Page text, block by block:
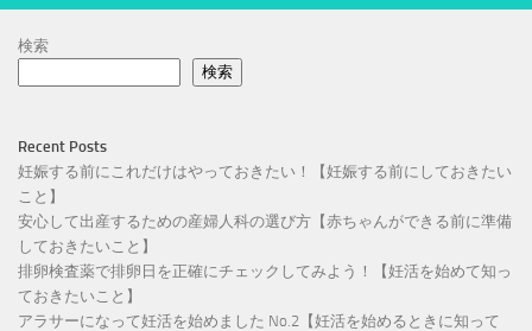
検索
検索
Recent Posts
妊娠する前にこれだけはやっておきたい！【妊娠する前にしておきたい
こと】
安心して出産するための産婦人科の選び方【赤ちゃんができる前に準備
しておきたいこと】
排卵検査薬で排卵日を正確にチェックしてみよう！【妊活を始めて知っ
ておきたいこと】
アラサーになって妊活を始めました No.2【妊活を始めるときに知って